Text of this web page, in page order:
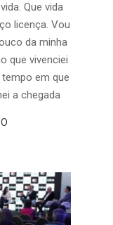
Que vida
licença. Vou
da minha
que vivenciei
em que
a chegada